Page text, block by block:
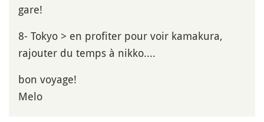
gare!
8- Tokyo > en profiter pour voir kamakura,
rajouter du temps à nikko....
bon voyage!
Melo